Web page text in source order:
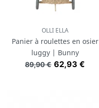
OLLI ELLA
Panier à roulettes en osier
luggy | Bunny
Prix de base
89,90 € Prix
62,93 €